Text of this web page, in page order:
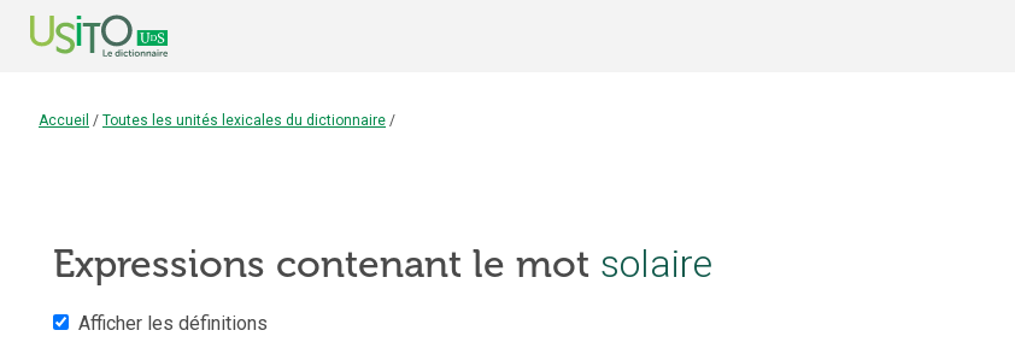
Accueil / Toutes les unités lexicales du dictionnaire /
Expressions contenant le mot solaire
Afficher les définitions